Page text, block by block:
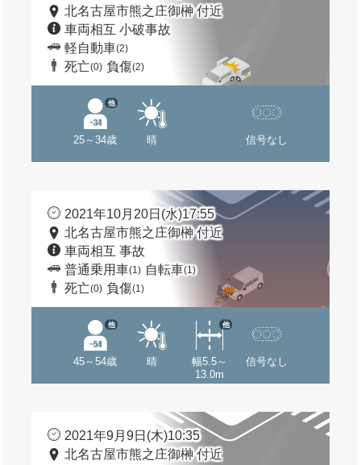
北名古屋市熊之庄御榊 付近
車両相互 小破事故
軽自動車(2)
死亡(0) 負傷(2)
25～34歳
他
晴 信号なし
2021年10月20日(水)17:55
北名古屋市熊之庄御榊 付近
車両相互 事故
普通乗用車(1) 自転車(1)
死亡(0) 負傷(1)
45～54歳
他
晴
幅5.5～
13.0m
他
信号なし
2021年9月9日(木)10:35
北名古屋市熊之庄御榊 付近